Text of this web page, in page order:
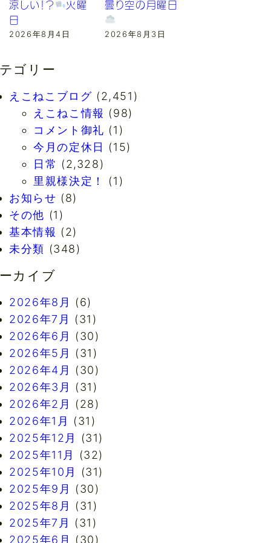
涼しい！？
火曜
日
2026年8月4日
曇り空の月曜日
2026年8月3日
ゴリー
えこねこブログ (2,451)
えこねこ情報 (98)
コメント御礼 (1)
今月の定休日
(15)
日常 (2,328)
里親様決定！
(1)
お知らせ (8)
その他 (1)
基本情報 (2)
未分類 (348)
カイブ
2026年8月
(6)
2026年7月
(31)
2026年6月
(30)
2026年5月
(31)
2026年4月
(30)
2026年3月
(31)
2026年2月
(28)
2026年1月
(31)
2025年12月
(31)
2025年11月
(32)
2025年10月
(31)
2025年9月
(30)
2025年8月
(31)
2025年7月
(31)
2025年6月
(30)